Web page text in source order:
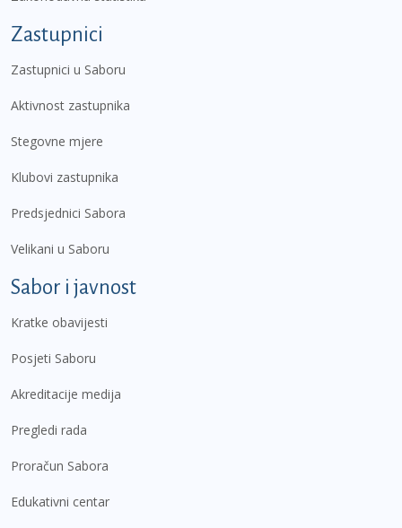
Zastupnici
Zastupnici u Saboru
Aktivnost zastupnika
Stegovne mjere
Klubovi zastupnika
Predsjednici Sabora
Velikani u Saboru
Sabor i javnost
Kratke obavijesti
Posjeti Saboru
Akreditacije medija
Pregledi rada
Proračun Sabora
Edukativni centar